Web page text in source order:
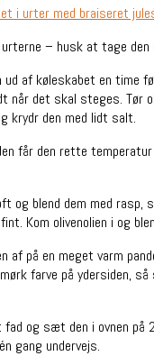
urterne – husk at tage
ud af køleskabet en time
når det skal steges. Tør
krydr den med lidt salt.
får den rette
og blend dem med rasp,
Kom olivenolien i og
af på en meget varm
farve på ydersiden,
og sæt den i ovnen på
gang undervejs.